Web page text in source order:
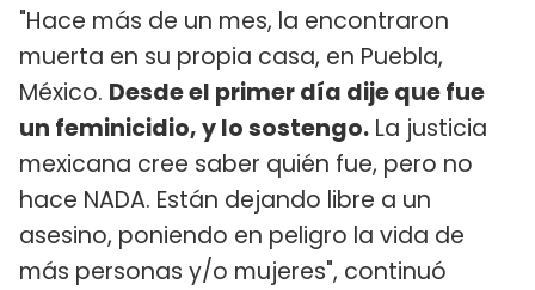
"Hace más de un mes, la encontraron
muerta en su propia casa, en Puebla,
México. Desde el primer día dije que fue
un feminicidio, y lo sostengo. La justicia
mexicana cree saber quién fue, pero no
hace NADA. Están dejando libre a un
asesino, poniendo en peligro la vida de
más personas y/o mujeres", continuó